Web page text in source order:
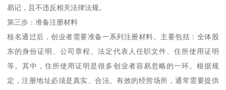
易记，且不违反相关法律法规。
第三步：准备注册材料
核名通过后，创业者需要准备一系列注册材料。主要包括：全体股
东的身份证明、公司章程、法定代表人任职文件、住所使用证明
等。其中，住所使用证明是很多创业者容易忽略的一环。根据规
定，注册地址必须是真实、合法、有效的经营场所，通常需要提供